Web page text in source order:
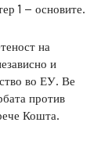
1 – основите.
на
и
во ЕУ. Ве
против
Кошта.